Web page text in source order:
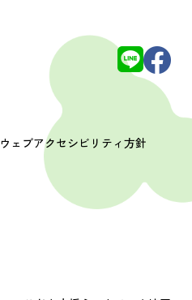
ウェブアクセシビリティ方針